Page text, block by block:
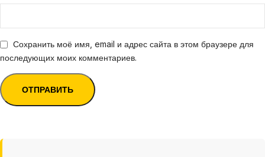
Сохранить моё имя, email и адрес сайта в этом браузере для
последующих моих комментариев.